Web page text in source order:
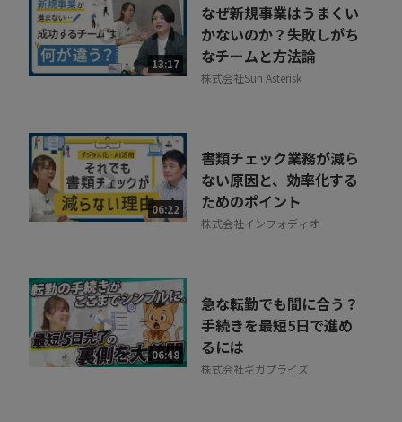
13:17
なぜ新規事業はうまくい
かないのか？失敗しがち
なチームと方法論
株式会社Sun Asterisk
06:22
書類チェック業務が減ら
ない原因と、効率化する
ためのポイント
株式会社インフォディオ
06:48
急な転勤でも間に合う？
手続きを最短5日で進め
るには
株式会社ギガプライズ